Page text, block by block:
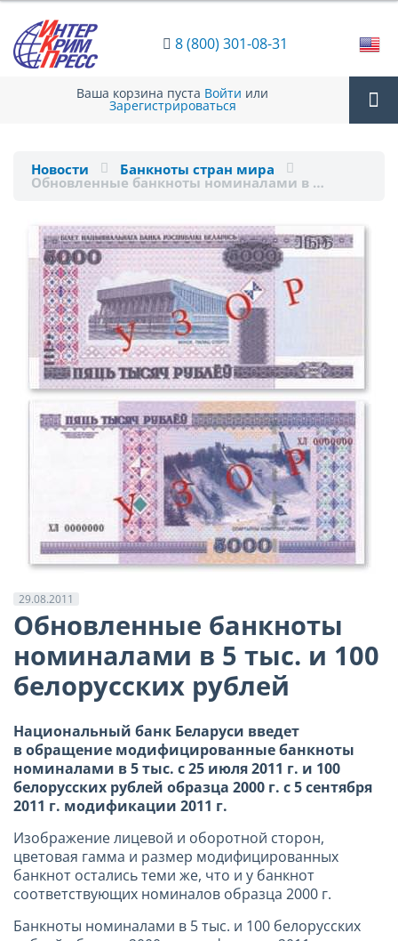
8 (800) 301-08-31
Ваша корзина пуста Войти или
Зарегистрироваться
Новости Банкноты стран мира
Обновленные банкноты номиналами в …
29.08.2011
Обновленные банкноты
номиналами в 5 тыс. и 100
белорусских рублей
Национальный банк Беларуси введет
в обращение модифицированные банкноты
номиналами в 5 тыс. с 25 июля 2011 г. и 100
белорусских рублей образца 2000 г. с 5 сентября
2011 г. модификации 2011 г.
Изображение лицевой и оборотной сторон,
цветовая гамма и размер модифицированных
банкнот остались теми же, что и у банкнот
соответствующих номиналов образца 2000 г.
Банкноты номиналами в 5 тыс. и 100 белорусских